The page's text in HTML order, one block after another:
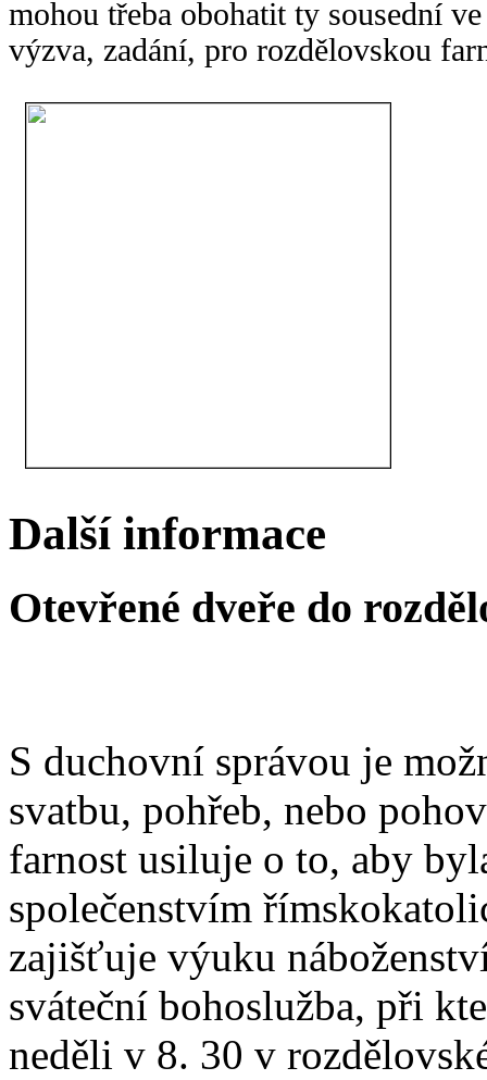
mohou třeba obohatit ty sousední
výzva, zadání, pro rozdělovskou
Další informace
Otevřené dveře do
S duchovní správou je
svatbu, pohřeb, nebo
farnost usiluje o to, aby
společenstvím
zajišťuje výuku
sváteční bohoslužba, při
neděli v 8. 30 v